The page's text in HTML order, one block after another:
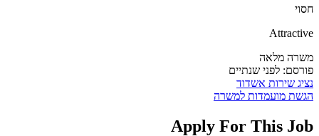
חסוי
Attractive
משרה מלאה
פורסם: לפני שנתיים
נציג שירות אשדוד
הגשת מועמדות למשרה
Apply For This Job